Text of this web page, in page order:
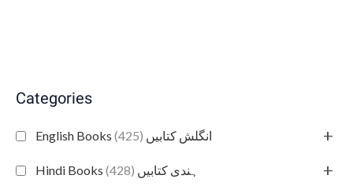
Categories
English Books انگلش کتابیں (425) +
Hindi Books ہندی کتابیں (428) +